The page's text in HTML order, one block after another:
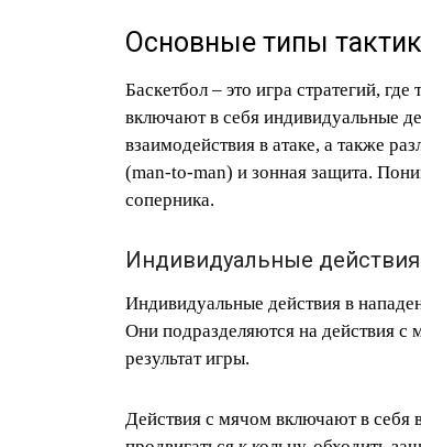
Основные типы
Баскетбол – это игра стратегий,
включают в себя индивидуальные
взаимодействия в атаке, а также
(man-to-man) и зонная защита.
соперника.
Индивидуальные
Индивидуальные действия в
Они подразделяются на действия с
результат игры.
Действия с мячом включают в себя